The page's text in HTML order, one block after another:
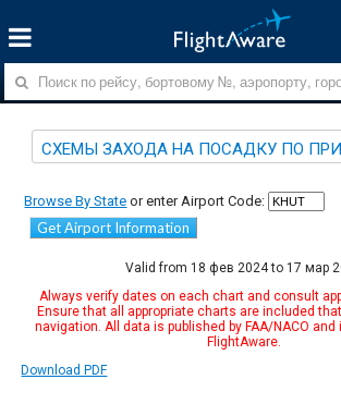
СХЕМЫ ЗАХОДА НА ПОСАДКУ ПО
Browse By State or enter Airport Code:
Get Airport Information
Valid from 18 фев 2024 to 17 мар
Always verify dates on each chart and consult
Ensure that all appropriate charts are included
navigation. All data is published by FAA/NACO
FlightAware.
Download PDF